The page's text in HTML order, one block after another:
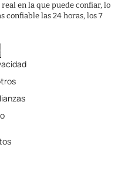
en la que puede confiar, lo
confiable las 24 horas, los 7